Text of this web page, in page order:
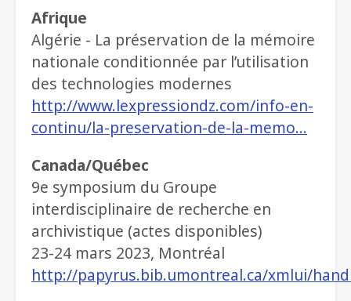
Afrique
Algérie - La préservation de la mémoire
nationale conditionnée par l’utilisation
des technologies modernes
http://www.lexpressiondz.com/info-en-
continu/la-preservation-de-la-memo…
Canada/Québec
9e symposium du Groupe
interdisciplinaire de recherche en
archivistique (actes disponibles)
23-24 mars 2023, Montréal
http://papyrus.bib.umontreal.ca/xmlui/